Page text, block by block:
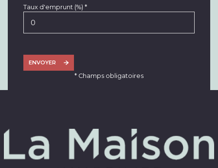
Taux d'emprunt (%) *
ENVOYER
* Champs obligatoires